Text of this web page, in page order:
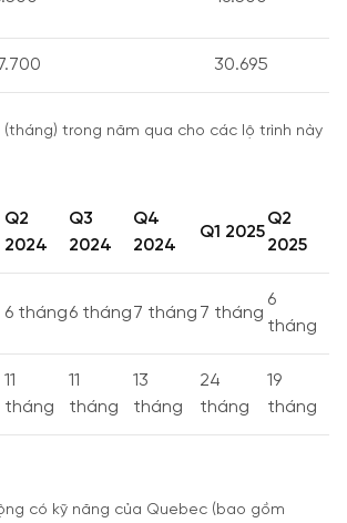
30.695
(tháng) trong năm qua cho các lộ trình này
Q2
2024
Q3
2024
Q4
2024
Q1 2025
Q2
2025
6 tháng6 tháng7 tháng 7 tháng
6
tháng
11
tháng
11
tháng
13
tháng
24
tháng
19
tháng
có kỹ năng của Quebec (bao gồm